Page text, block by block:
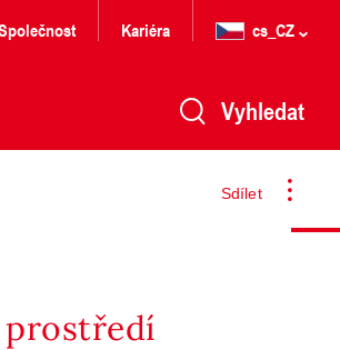
Kariéra cs_CZ
Vyhledat
Sdílet
prostředí